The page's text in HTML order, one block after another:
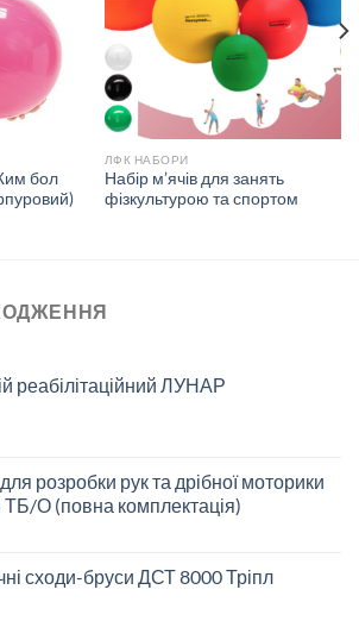
бол
ЛФК НАБОРИ
Набір м’ячів для занять
фізкультурою та спортом
реабілітаційний ЛУНАР
розробки рук та дрібної моторики
ТБ/О (повна комплектація)
сходи-бруси ДСТ 8000 Тріпл